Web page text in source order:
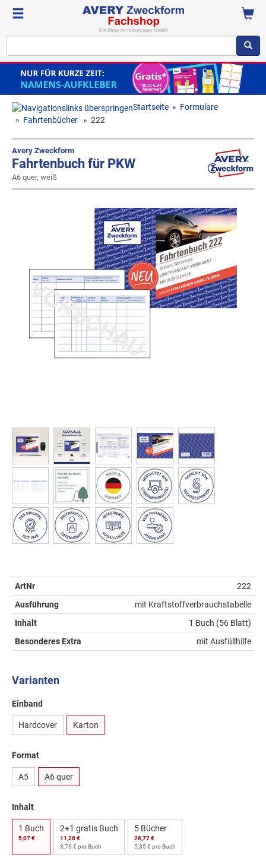
Startseite » Formulare
» Fahrtenbücher » 222
Avery Zweckform
Fahrtenbuch für PKW
A6 quer, weiß
ArtNr
222
Ausführung
mit Kraftstoffverbrauchstabelle
Inhalt
1 Buch (56 Blatt)
Besonderes Extra
mit Ausfüllhilfe
Varianten
Einband
Hardcover Karton
Format
A5 A6 quer
Inhalt
1 Buch
5,07 €
2+1 gratis Buch
11,28 €
3,76 € pro Buch
5 Bücher
26,77 €
5,35 € pro Buch